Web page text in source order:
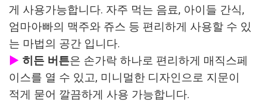
게 사용가능합니다. 자주 먹는 음료, 아이들 간식,
엄마아빠의 맥주와 쥬스 등 편리하게 사용할 수 있
는 마법의 공간 입니다.
▶ 히든 버튼은 손가락 하나로 편리하게 매직스페
이스를 열 수 있고, 미니멀한 디자인으로 지문이
적게 묻어 깔끔하게 사용 가능합니다.